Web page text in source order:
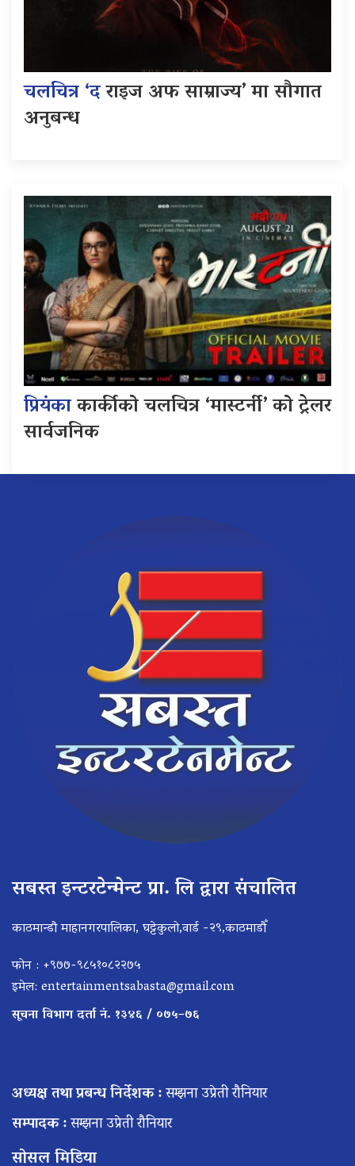
चलचित्र ‘दराइज अफ साम्राज्य’ मा सौगात
अनुबन्ध
प्रियंकाकार्कीको चलचित्र ‘मास्टर्नी’ को ट्रेलर
सार्वजनिक
सबस्त इन्टरटेन्मेन्ट प्रा. लि द्वारा संचालित
काठमान्डौ माहानगरपालिका, घट्टेकुलो,वार्ड -२९,काठमाडौँ
फोन : +९७७-९८५१०८२२७५
इमेल: entertainmentsabasta@gmail.com
सूचना विभाग दर्ता नं. १३४६ / ०७५–७६
अध्यक्ष तथा प्रबन्ध निर्देशक :सम्झना उप्रेती रौनियार
सम्पादक :सम्झना उप्रेती रौनियार
सोसल मिडिया